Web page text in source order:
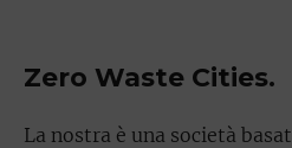
Zero Waste Cities.
La nostra è una società